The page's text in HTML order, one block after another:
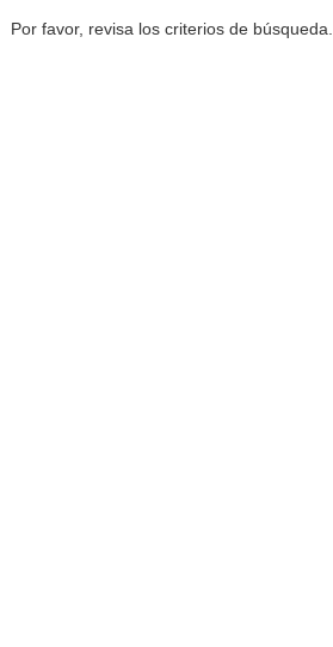
Por favor, revisa los criterios de búsqueda.